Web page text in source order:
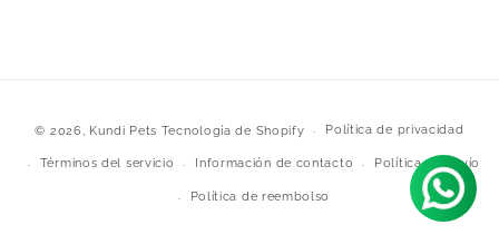
de
pago
© 2026, Kundi Pets Tecnología de Shopify Política de privacidad
Términos del servicio Información de contacto Política de envío
Política de reembolso